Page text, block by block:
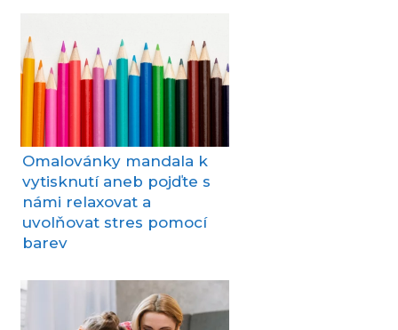
Omalovánky mandala k
vytisknutí aneb pojďte s
námi relaxovat a
uvolňovat stres pomocí
barev